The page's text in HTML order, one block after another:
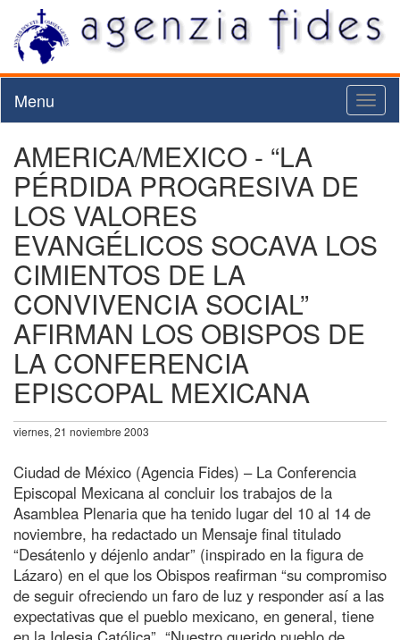
Menu
AMERICA/MEXICO - “LA
PÉRDIDA PROGRESIVA DE
LOS VALORES
EVANGÉLICOS SOCAVA LOS
CIMIENTOS DE LA
CONVIVENCIA SOCIAL”
AFIRMAN LOS OBISPOS DE
LA CONFERENCIA
EPISCOPAL MEXICANA
viernes, 21 noviembre 2003
Ciudad de México (Agencia Fides) – La Conferencia
Episcopal Mexicana al concluir los trabajos de la
Asamblea Plenaria que ha tenido lugar del 10 al 14 de
noviembre, ha redactado un Mensaje final titulado
“Desátenlo y déjenlo andar” (inspirado en la figura de
Lázaro) en el que los Obispos reafirman “su compromiso
de seguir ofreciendo un faro de luz y responder así a las
expectativas que el pueblo mexicano, en general, tiene